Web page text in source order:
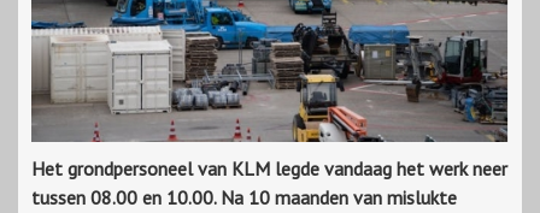
Het grondpersoneel van KLM legde vandaag het werk neer
tussen 08.00 en 10.00. Na 10 maanden van mislukte